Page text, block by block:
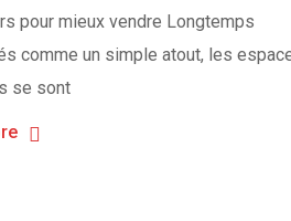
pour mieux vendre Longtemps
comme un simple atout, les
se sont